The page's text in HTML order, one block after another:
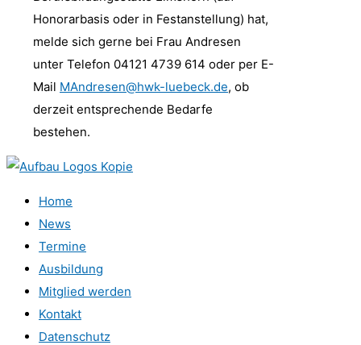
Honorarbasis oder in Festanstellung) hat,
melde sich gerne bei Frau Andresen
unter Telefon 04121 4739 614 oder per E-
Mail MAndresen@hwk-luebeck.de, ob
derzeit entsprechende Bedarfe
bestehen.
Home
News
Termine
Ausbildung
Mitglied werden
Kontakt
Datenschutz